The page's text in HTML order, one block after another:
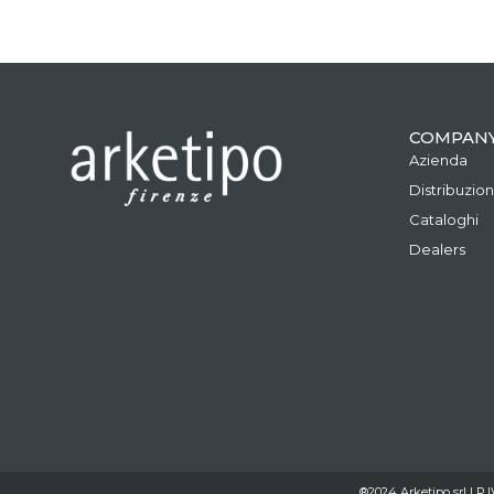
Azienda
Cataloghi
Dealers